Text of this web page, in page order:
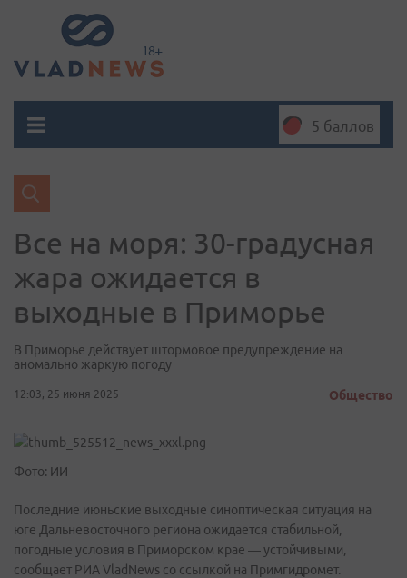
5 баллов
Все на моря: 30-градусная
жара ожидается в
выходные в Приморье
В Приморье действует штормовое предупреждение на
аномально жаркую погоду
12:03, 25 июня 2025 Общество
Фото: ИИ
Последние июньские выходные синоптическая ситуация на
юге Дальневосточного региона ожидается стабильной,
погодные условия в Приморском крае — устойчивыми,
сообщает РИА VladNews со ссылкой на Примгидромет.